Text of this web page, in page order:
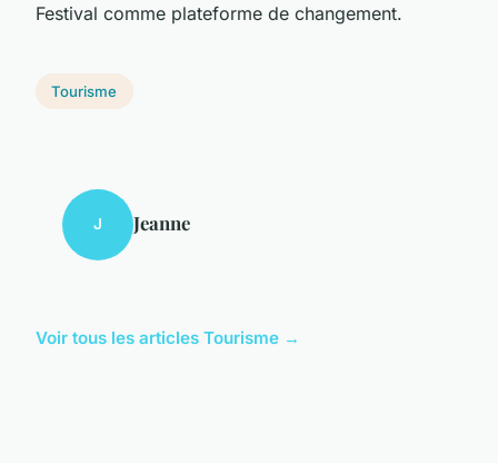
Festival comme plateforme de changement.
Tourisme
J Jeanne
Voir tous les articles Tourisme →